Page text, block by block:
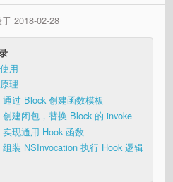
2018-02-28
用
理
通过 Block 创建函数模板
创建闭包，替换 Block 的 invoke
实现通用 Hook 函数
组装 NSInvocation 执行 Hook 逻辑